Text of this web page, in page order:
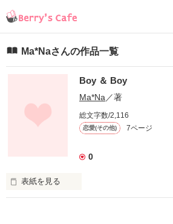
Ma*Naさんの作品一覧
Boy ＆ Boy
Ma*Na ／著
総文字数/2,116
恋愛(その他) 7ページ
0
表紙を見る